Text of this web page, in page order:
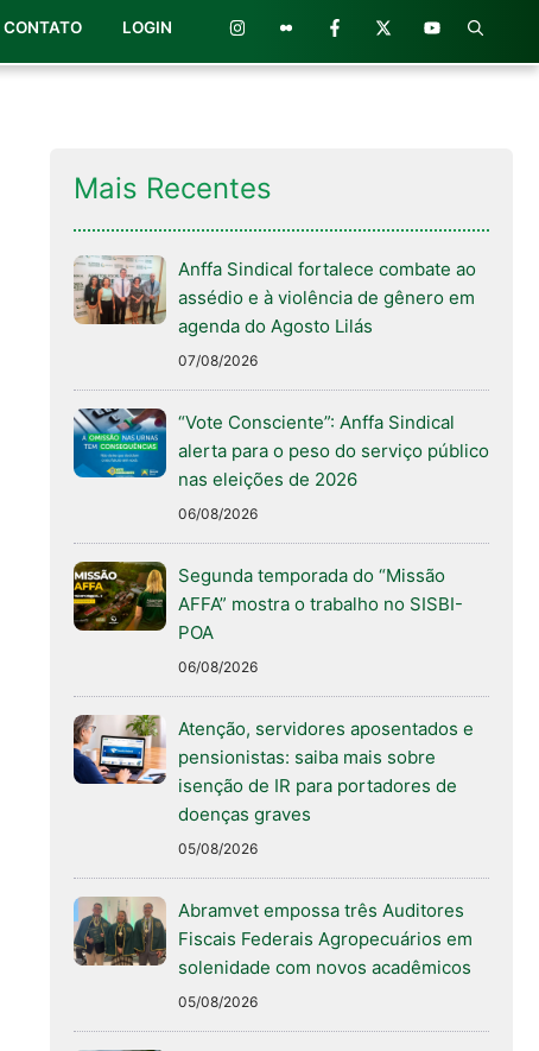
CONTATO LOGIN
Mais Recentes
Anffa Sindical fortalece combate ao
assédio e à violência de gênero em
agenda do Agosto Lilás
07/08/2026
“Vote Consciente”: Anffa Sindical
alerta para o peso do serviço público
nas eleições de 2026
06/08/2026
Segunda temporada do “Missão
AFFA” mostra o trabalho no SISBI-
POA
06/08/2026
Atenção, servidores aposentados e
pensionistas: saiba mais sobre
isenção de IR para portadores de
doenças graves
05/08/2026
Abramvet empossa três Auditores
Fiscais Federais Agropecuários em
solenidade com novos acadêmicos
05/08/2026